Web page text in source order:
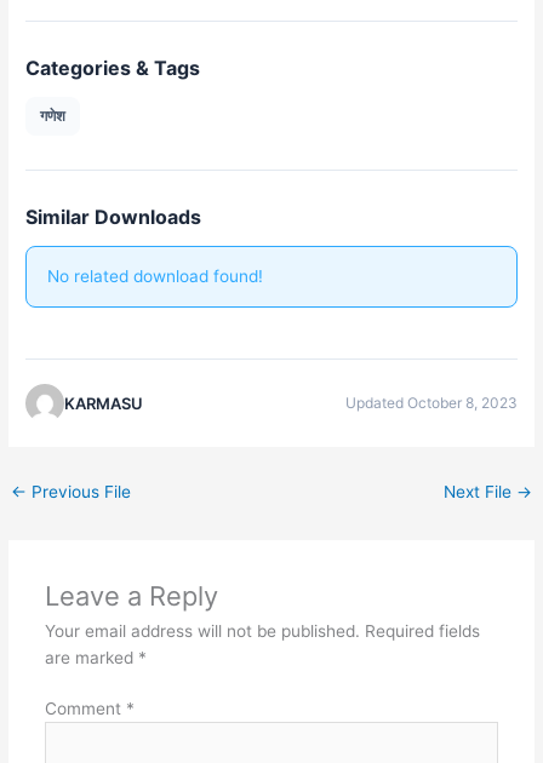
Categories & Tags
गणेश
Similar Downloads
No related download found!
KARMASU Updated October 8, 2023
← Previous File Next File →
Leave a Reply
Your email address will not be published. Required fields
are marked *
Comment *